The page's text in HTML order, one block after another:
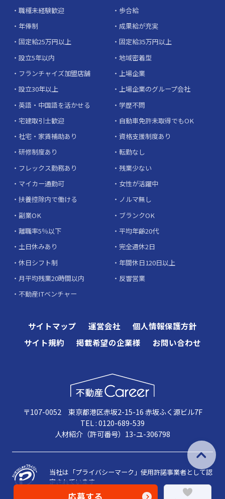
職種未経験歓迎
歩合給
年俸制
成果給が充実
固定給25万円以上
固定給35万円以上
設立5年以内
地域密着型
フランチャイズ加盟店舗
上場企業
設立30年以上
上場企業のグループ会社
英語・中国語を活かせる
学歴不問
宅建取引士歓迎
自動車免許未取得でもOK
社宅・家賃補助あり
資格支援制度あり
研修制度あり
転勤なし
フレックス勤務あり
残業少ない
マイカー通勤可
女性が活躍中
扶養控除内で働ける
ノルマ無し
副業OK
ブランクOK
離職率5％以下
平均年齢20代
土日休みあり
完全週休2日
休日シフト制
年間休日120日以上
月平均残業20時間以内
反響営業
不動産ITベンチャー
サイトマップ 運営会社
個人情報保護方針
サイト規約
掲載希望の企業様 お問い合わせ
〒107-0052 東京都港区赤坂2-15-16 赤坂ふく源ビル7F
TEL : 0120-689-539
人材紹介（許可番号）13-ユ-306798
当社は「プライバシーマーク」使用許諾事業者として認
定されています